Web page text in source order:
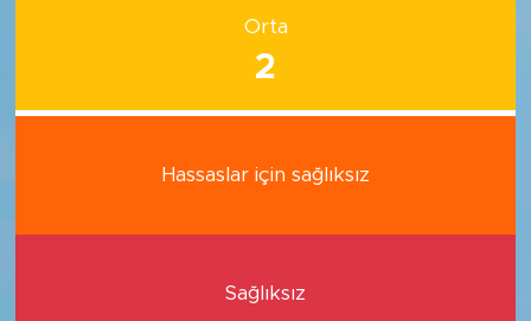
Orta
2
Hassaslar için sağlıksız
Sağlıksız